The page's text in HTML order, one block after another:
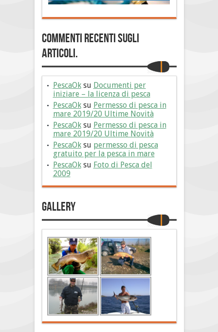
Commenti Recenti sugli
articoli.
PescaOksu Documenti per
iniziare – la licenza di pesca
PescaOksu Permesso di pesca in
mare 2019/20 Ultime Novità
PescaOksu Permesso di pesca in
mare 2019/20 Ultime Novità
PescaOksu permesso di pesca
gratuito per la pesca in mare
PescaOksu Foto di Pesca del
2009
Gallery